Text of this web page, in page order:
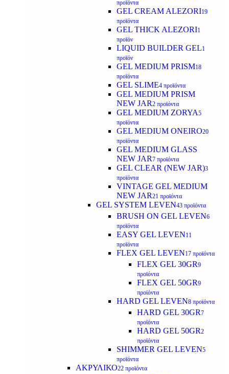
προϊόντα
GEL CREAM ALEZORI19
προϊόντα
GEL THICK ALEZORI1
προϊόν
LIQUID BUILDER GEL1
προϊόν
GEL MEDIUM PRISM18
προϊόντα
GEL SLIME4 προϊόντα
GEL MEDIUM PRISM
NEW JAR2 προϊόντα
GEL MEDIUM ZORYA5
προϊόντα
GEL MEDIUM ONEIRO20
προϊόντα
GEL MEDIUM GLASS
NEW JAR7 προϊόντα
GEL CLEAR (NEW JAR)3
προϊόντα
VINTAGE GEL MEDIUM
NEW JAR21 προϊόντα
GEL SYSTEM LEVEN43 προϊόντα
BRUSH ON GEL LEVEN6
προϊόντα
EASY GEL LEVEN11
προϊόντα
FLEX GEL LEVEN17 προϊόντα
FLEX GEL 30GR9
προϊόντα
FLEX GEL 50GR9
προϊόντα
HARD GEL LEVEN8 προϊόντα
HARD GEL 30GR7
προϊόντα
HARD GEL 50GR2
προϊόντα
SHIMMER GEL LEVEN5
προϊόντα
ΑΚΡΥΛΙΚΟ22 προϊόντα